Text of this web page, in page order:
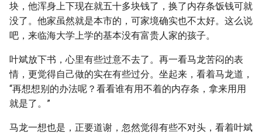
块，他浑身上下现在就五十多块钱了，换了内存条饭钱可就
没了。他家虽然就是本市的，可家境确实也不太好。这么说
吧，来临海大学上学的基本没有富贵人家的孩子。
叶斌放下书，心里有些过意不去了。再一看马龙苦闷的表
情，更觉得自己做的实在有些过分。坐起来，看着马龙道，
“再想想别的办法呢？看看谁有用不着的内存条，拿来用用
就是了。”
马龙一想也是，正要道谢，忽然觉得有些不对头，看着叶斌